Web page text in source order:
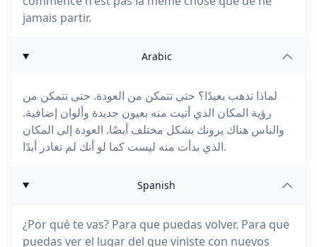
jamais partir.
Arabic
لماذا تذهب بعيدًا؟ حتى تتمكن من العودة. حتى تتمكن من
رؤية المكان الذي أتيت منه بعيون جديدة وألوان إضافية.
والناس هناك يرونك بشكل مختلف أيضًا. العودة إلى المكان
الذي بدأت منه ليست كما لو أنك لم تغادر أبدًا.
Spanish
¿Por qué te vas? Para que puedas volver. Para que
puedas ver el lugar del que viniste con nuevos